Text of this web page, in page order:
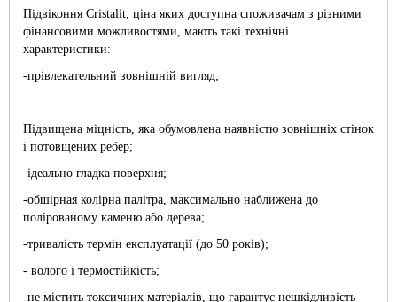
Підвіконня Cristalit, ціна яких доступна споживачам з різними
фінансовими можливостями, мають такі технічні
характеристики:
-прівлекательний зовнішній вигляд;
Підвищена міцність, яка обумовлена наявністю зовнішніх стінок
і потовщених ребер;
-ідеально гладка поверхня;
-обшірная колірна палітра, максимально наближена до
полірованому каменю або дерева;
-тривалість термін експлуатації (до 50 років);
- волого і термостійкість;
-не містить токсичних матеріалів, що гарантує нешкідливість